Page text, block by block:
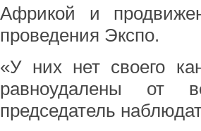
Африкой и
проведения Экспо.
«У них нет своего
равноудалены от
председатель